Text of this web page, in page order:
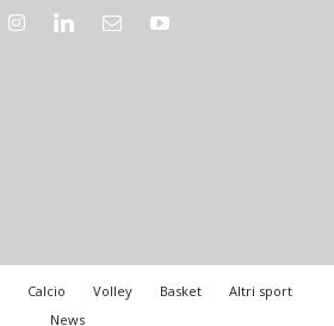
Calcio Volley Basket
Altri sport
News